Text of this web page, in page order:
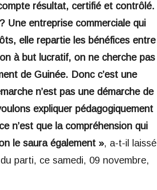
résultat, certifié et contrôlé.
Une entreprise commerciale qui
elle repartie les bénéfices entre
à but lucratif, on ne cherche pas
de Guinée. Donc c’est une
n’est pas une démarche de
expliquer pédagogiquement
n’est que la compréhension qui
le saura également », a-t-il laissé
parti, ce samedi, 09 novembre,